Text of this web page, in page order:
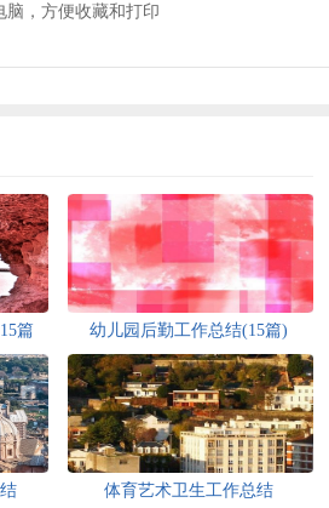
脑，方便收藏和打印
篇 幼儿园后勤工作总结(15篇)
体育艺术卫生工作总结